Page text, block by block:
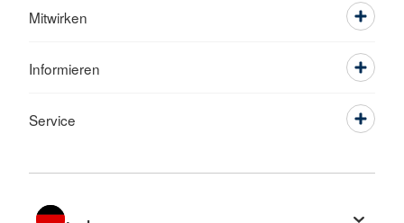
Mitwirken
Informieren
Service
Sprache wechseln zu